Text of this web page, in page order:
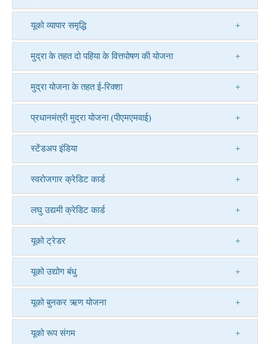
यूको व्यापार समृद्धि
मुद्रा के तहत दो पहिया के वित्तपोषण की योजना
मुद्रा योजना के तहत ई-रिक्शा
प्रधानमंत्री मुद्रा योजना (पीएमएमवाई)
स्टेंडअप इंडिया
स्वरोजगार क्रेडिट कार्ड
लघु उद्यमी क्रेडिट कार्ड
यूको ट्रेडर
यूको उद्योग बंधु
यूको बुनकर ऋण योजना
यूको रूप संगम